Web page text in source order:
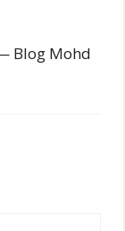
Blog Mohd